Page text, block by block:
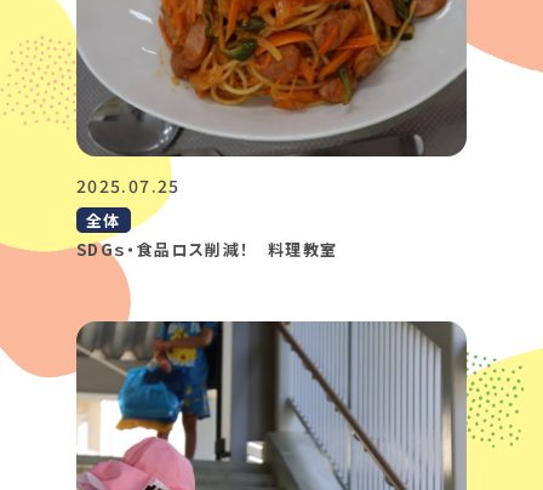
2025.07.25
全体
SDGｓ・食品ロス削減！ 料理教室